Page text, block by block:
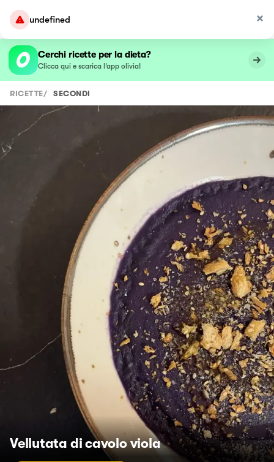
undefined
Cerchi ricette per la dieta?
Clicca qui e scarica l’app olivia!
RICETTE/ SECONDI
Vellutata di cavolo viola